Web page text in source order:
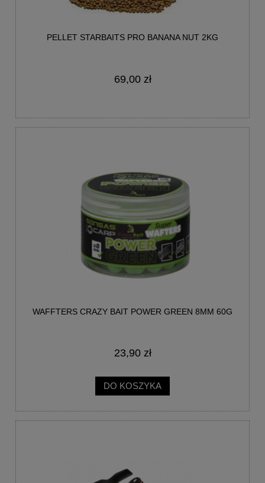
PELLET STARBAITS PRO BANANA NUT 2KG
69,00 zł
WAFFTERS CRAZY BAIT POWER GREEN 8MM 60G
23,90 zł
DO KOSZYKA